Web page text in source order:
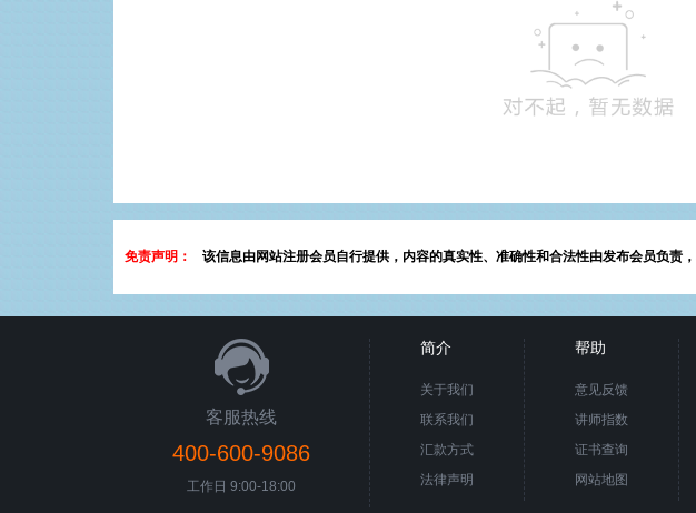
免责声明： 该信息由网站注册会员自行提供，内容的真实性、准确性和合法性由发布会员负责
客服热线
400-600-9086
工作日 9:00-18:00
简介
关于我们
联系我们
汇款方式
法律声明
帮助
意见反馈
讲师指数
证书查询
网站地图